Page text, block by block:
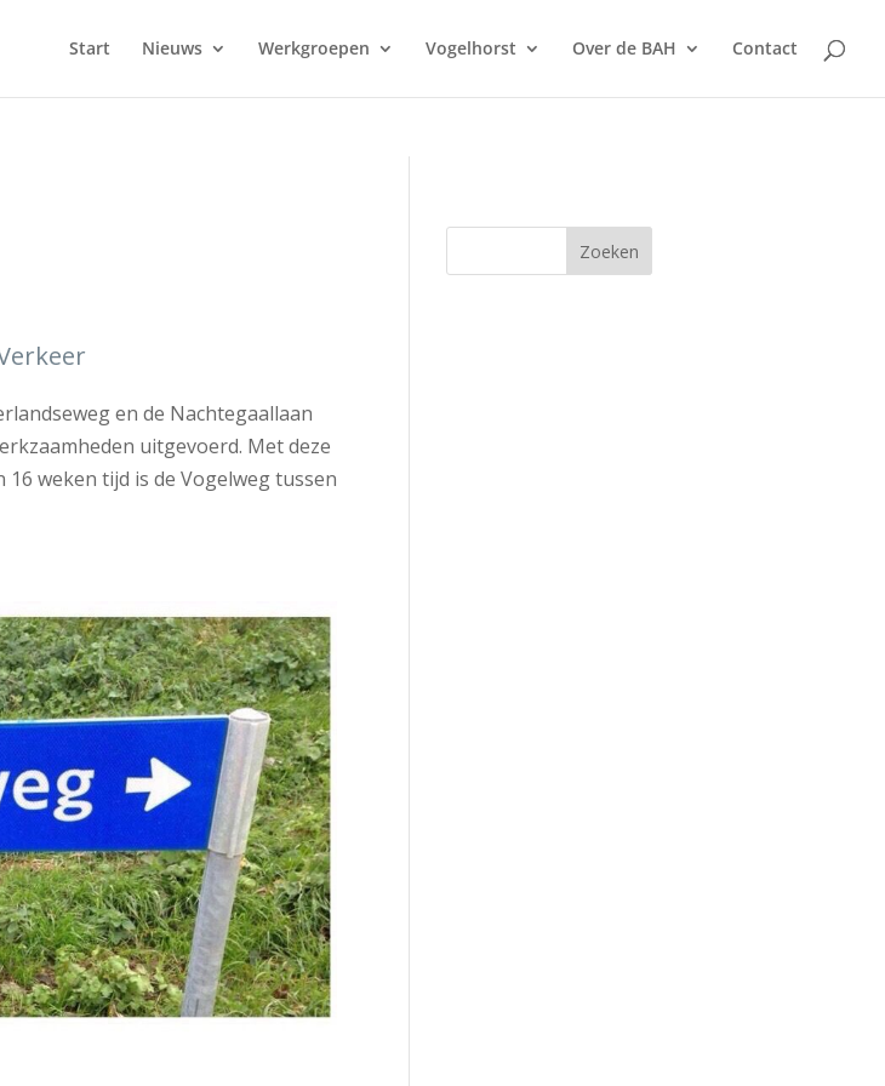
Start Nieuws Werkgroepen Vogelhorst Over de BAH Contact
en de Nachtegaallaan
uitgevoerd. Met deze
weken tijd is de Vogelweg tussen